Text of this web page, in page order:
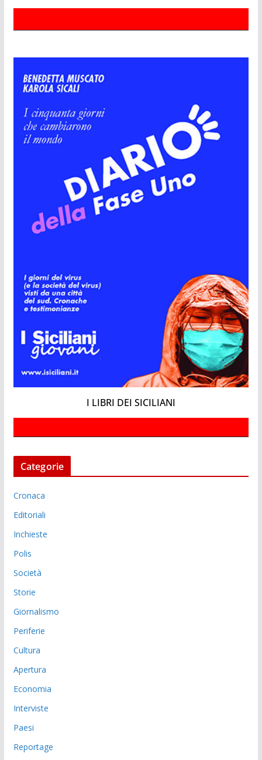
I LIBRI DEI SICILIANI
Categorie
Cronaca
Editoriali
Inchieste
Polis
Società
Storie
Giornalismo
Periferie
Cultura
Apertura
Economia
Interviste
Paesi
Reportage